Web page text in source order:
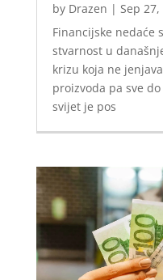
by Drazen | Sep 27,
Financijske nedaće
stvarnost u
krizu koja ne
proizvoda pa sve
svijet je pos